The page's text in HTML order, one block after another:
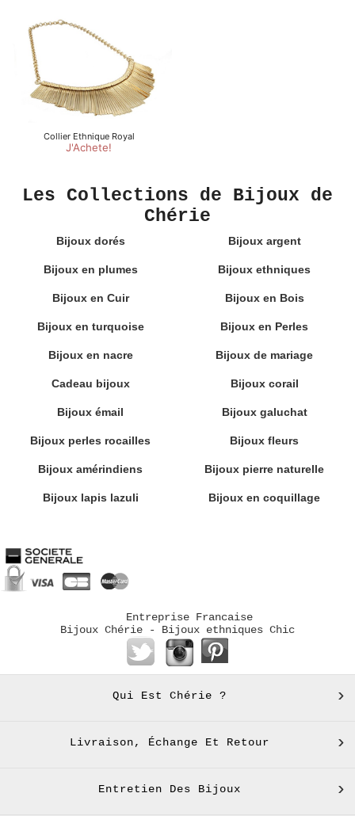
Les Collections de Bijoux de
Chérie
Bijoux dorés Bijoux argent
Bijoux en plumes Bijoux ethniques
Bijoux en Cuir Bijoux en Bois
Bijoux en turquoise Bijoux en Perles
Bijoux en nacre Bijoux de mariage
Cadeau bijoux Bijoux corail
Bijoux émail Bijoux galuchat
Bijoux perles rocailles Bijoux fleurs
Bijoux amérindiens Bijoux pierre naturelle
Bijoux lapis lazuli Bijoux en coquillage
Entreprise Francaise
Bijoux Chérie - Bijoux ethniques Chic
Qui Est Chérie ?
Livraison, Échange Et Retour
Entretien Des Bijoux